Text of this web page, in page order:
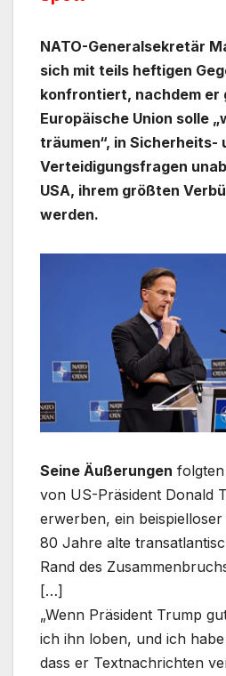
NATO-Generalsekretär
sich mit teils heftigen
konfrontiert, nachdem er
Europäische Union solle
träumen“, in Sicherheits-
Verteidigungsfragen
USA, ihrem größten
werden.
Seine Äußerungen
von US-Präsident Donald
erwerben, ein
80 Jahre alte
Rand des
[…]
„Wenn Präsident Trump
ich ihn loben, und ich
dass er Textnachrichten